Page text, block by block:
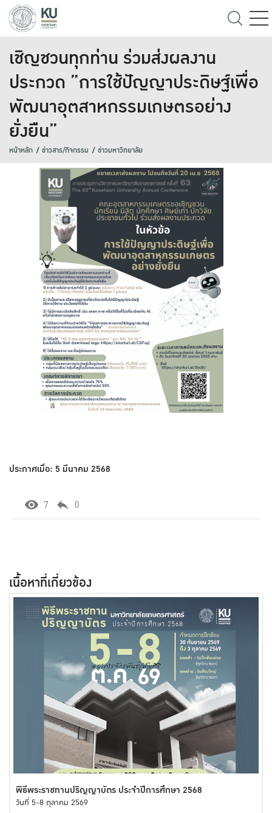
เชิญชวนทุกท่าน ร่วมส่งผลงาน
ประกวด ”การใช้ปัญญาประดิษฐ์เพื่อ
พัฒนาอุตสาหกรรมเกษตรอย่าง
ยั่งยืน”
หน้าหลัก ข่าวสาร/กิจกรรม ข่าวมหาวิทยาลัย
ประกาศเมื่อ: 5 มีนาคม 2568
7 0
เนื้อหาที่เกี่ยวข้อง
พิธีพระราชทานปริญญาบัตร ประจำปีการศึกษา 2568
วันที่ 5-8 ตุลาคม 2569